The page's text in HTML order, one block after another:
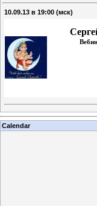
10.09.13 в 19:00 (мск)
Calendar